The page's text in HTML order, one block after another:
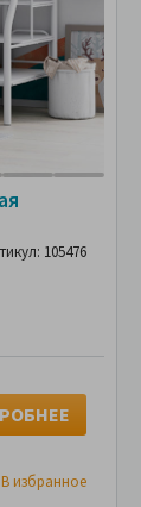
105476
В избранное